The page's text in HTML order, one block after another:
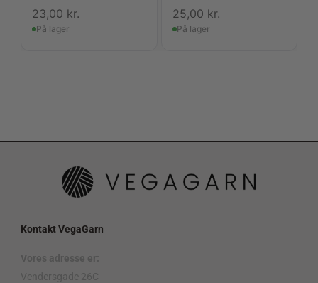
23,00 kr.
På lager
25,00 kr.
På lager
Kontakt VegaGarn
Vores adresse er:
Vendersgade 26C